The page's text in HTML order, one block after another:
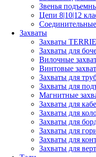
Звенья
Цепи 8|10|12
Захваты
Захваты
Захваты для
Вилочные
Винтовые
Захваты для
Захваты для
Магнитные
Захваты для
Захваты для
Захваты для
Захваты для
Захваты для
Захваты для